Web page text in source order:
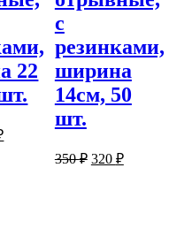
22
Текущая
с
резинками,
ширина
14см, 50
шт.
350₽ 320 ₽